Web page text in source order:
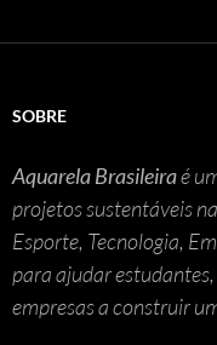
SOBRE
Aquarela Brasileiraé
projetos sustentáveis
Esporte, Tecnologia,
para ajudar
empresas a construir